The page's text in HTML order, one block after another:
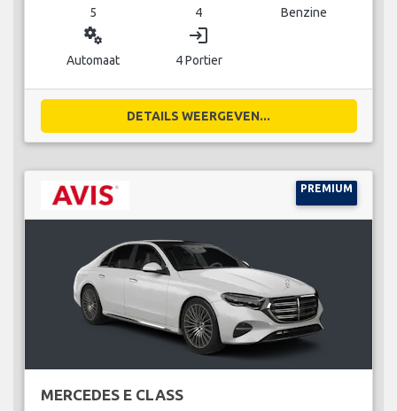
5 4 Benzine
miscellaneous_services
Automaat
login
4 Portier
DETAILS WEERGEVEN...
PREMIUM
MERCEDES E CLASS